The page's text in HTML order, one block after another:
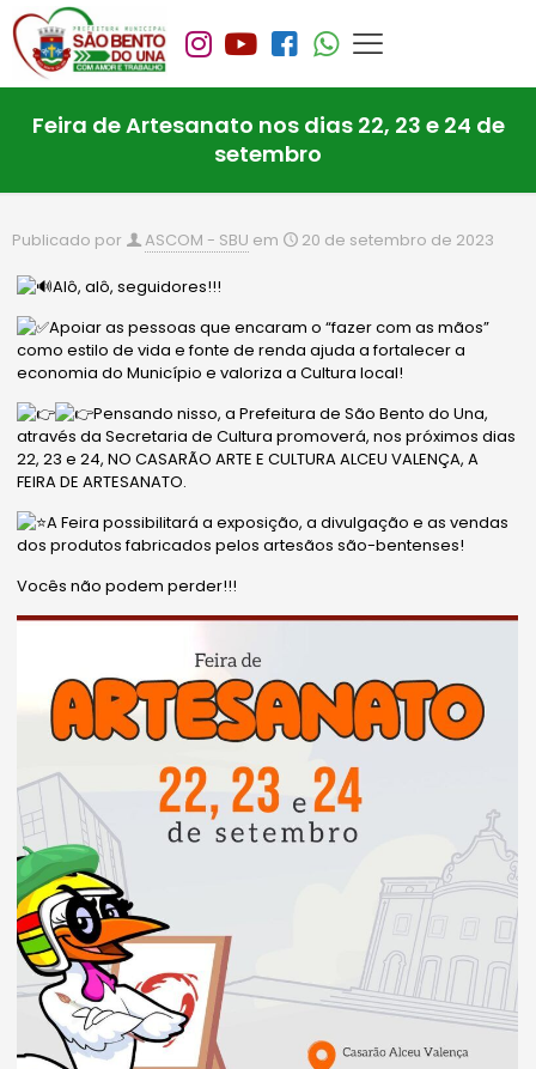
Feira de Artesanato nos dias 22, 23 e 24 de
setembro
Publicado por ASCOM - SBU em 20 de setembro de 2023
Alô, alô, seguidores!!!
Apoiar as pessoas que encaram o “fazer com as mãos”
como estilo de vida e fonte de renda ajuda a fortalecer a
economia do Município e valoriza a Cultura local!
Pensando nisso, a Prefeitura de São Bento do Una,
através da Secretaria de Cultura promoverá, nos próximos dias
22, 23 e 24, NO CASARÃO ARTE E CULTURA ALCEU VALENÇA, A
FEIRA DE ARTESANATO.
AFeira possibilitará a exposição, a divulgação e as vendas
dos produtos fabricados pelos artesãos são-bentenses!
Vocês não podem perder!!!